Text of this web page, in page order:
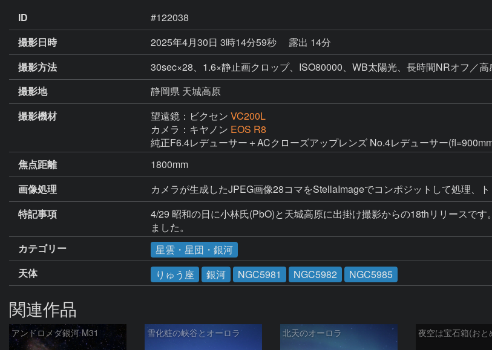
ID
#122038
撮影日時
2025年4月30日 3時14分59秒
露出 14分
撮影方法
30sec×28、1.6×静止画クロップ、ISO80000、WB太陽光、長時間NRオフ／
撮影地
静岡県 天城高原
撮影機材
望遠鏡：ビクセン VC200L
カメラ：キヤノン EOS R8
純正F6.4レデューサー＋ACクローズアップレンズ No.4レデューサー
焦点距離
1800mm
画像処理
カメラが生成したJPEG画像28コマをStellaImageでコンポジットして処理、
特記事項
4/29 昭和の日に小林氏(PbO)と天城高原に出掛け撮影からの18thリリースで
ました。
カテゴリー
星雲・星団・銀河
天体
りゅう座 銀河 NGC5981 NGC5982 NGC5985
関連作品
アンドロメダ銀河 M31 雪化粧の峡谷とオーロラ 北天のオーロラ